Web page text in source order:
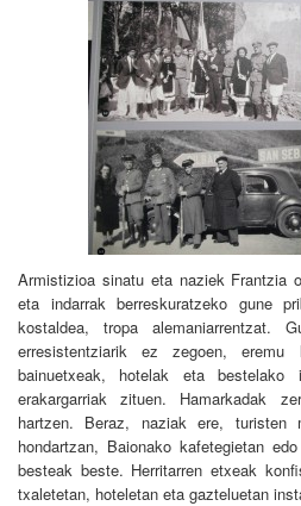
Armistizioa sinatu eta naziek Frantzia
eta indarrak berreskuratzeko gune
kostaldea, tropa alemaniarrentzat.
erresistentziarik ez zegoen,
bainuetxeak, hotelak eta bestelako
erakargarriak zituen. Hamarkadak
hartzen. Beraz, naziak ere, turisten
hondartzan, Baionako kafetegietan
besteak beste. Herritarren etxeak
txaletetan, hoteletan eta gazteluetan